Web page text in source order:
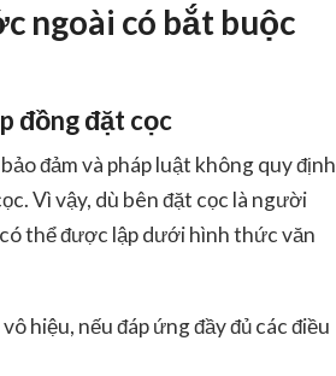
ngoài có bắt buộc
đồng đặt cọc
đảm và pháp luật không quy định
Vì vậy, dù bên đặt cọc là người
thể được lập dưới hình thức văn
hiệu, nếu đáp ứng đầy đủ các điều